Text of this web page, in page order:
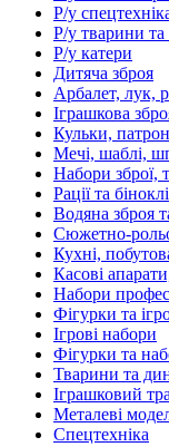
Р/у
Р/у тварини та
Р/у катери
Дитяча зброя
Арбалет, лук,
Іграшкова
Кульки,
Мечі, шаблі,
Набори зброї,
Рації та біноклі
Водяна зброя
Сюжетно-
Кухні,
Касові
Набори
Фігурки та
Ігрові набори
Фігурки та
Тварини та
Іграшковий
Металеві
Спецтехніка